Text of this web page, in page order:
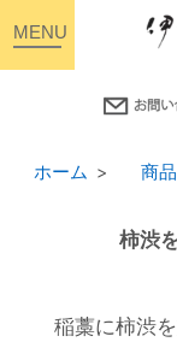
ホーム 商品
柿渋
稲藁に柿渋
toggle
navigation